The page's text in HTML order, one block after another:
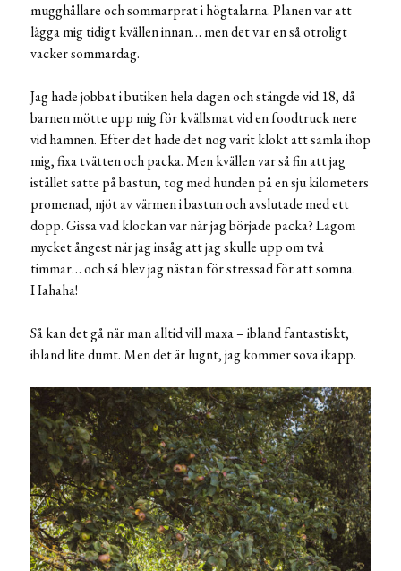
mugghållare och sommarprat i högtalarna. Planen var att
lägga mig tidigt kvällen innan… men det var en så otroligt
vacker sommardag.
Jag hade jobbat i butiken hela dagen och stängde vid 18, då
barnen mötte upp mig för kvällsmat vid en foodtruck nere
vid hamnen. Efter det hade det nog varit klokt att samla ihop
mig, fixa tvätten och packa. Men kvällen var så fin att jag
istället satte på bastun, tog med hunden på en sju kilometers
promenad, njöt av värmen i bastun och avslutade med ett
dopp. Gissa vad klockan var när jag började packa? Lagom
mycket ångest när jag insåg att jag skulle upp om två
timmar… och så blev jag nästan för stressad för att somna.
Hahaha!
Så kan det gå när man alltid vill maxa – ibland fantastiskt,
ibland lite dumt. Men det är lugnt, jag kommer sova ikapp.